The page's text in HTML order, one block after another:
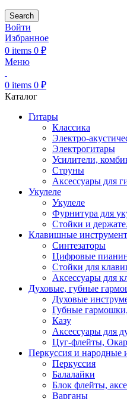
Search
Войти
Избранное
0 items 0 ₽
Меню
0 items 0 ₽
Каталог
Гитары
Классика
Электро-
Электрогитары
Усилители,
Струны
Аксессуары для
Укулеле
Укулеле
Фурнитура для
Стойки и
Клавишные
Синтезаторы
Цифровые
Стойки для
Аксессуары для
Духовые, губные
Духовые
Губные
Казу
Аксессуары для
Цуг-флейты,
Перкуссия и народные
Перкуссия
Балалайки
Блок флейты,
Варганы